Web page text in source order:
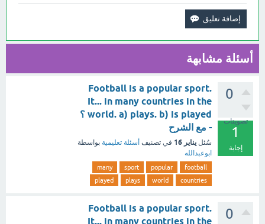
أسئلة مشابهة
0
تصويتات
1
إجابة
Football is a popular sport.
It... in many countries in the
world. a) plays. b) is played ؟
- مع الشرح
سُئل يناير 16 في تصنيف أسئلة تعليمية بواسطة
ابوعبدالله
football
popular
sport
many
countries
world
plays
played
0
Football is a popular sport.
It... in many countries in the